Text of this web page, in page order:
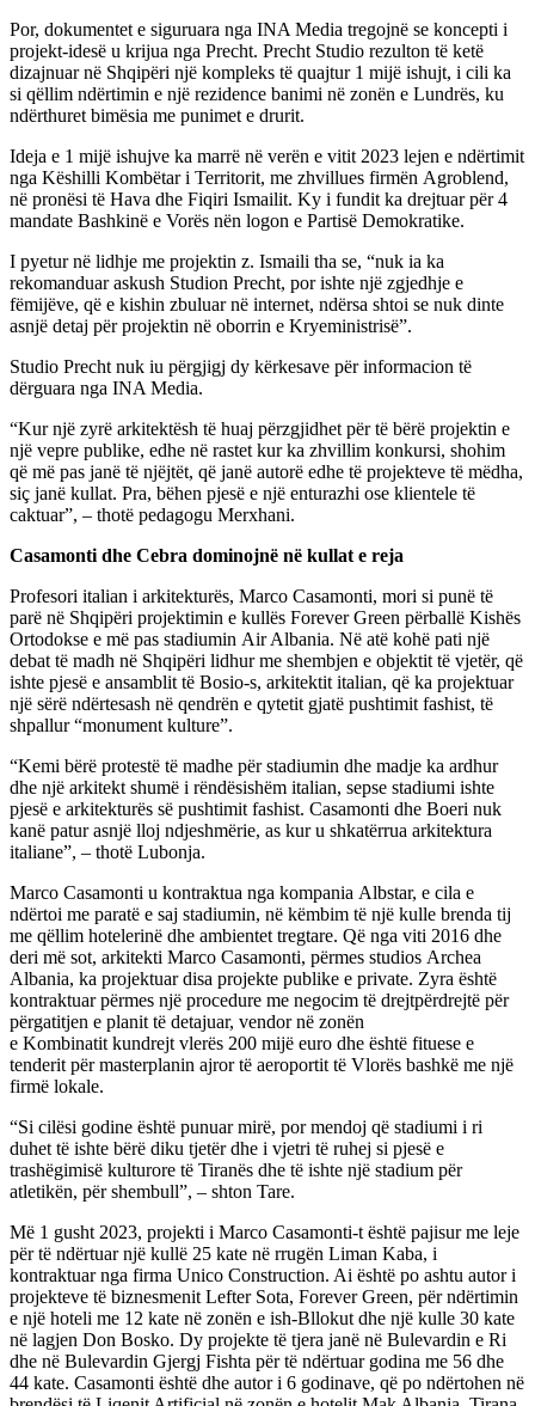
Por, dokumentet e siguruara nga INA Media tregojnë se koncepti i
projekt-idesë u krijua nga Precht. Precht Studio rezulton të ketë
dizajnuar në Shqipëri një kompleks të quajtur 1 mijë ishujt, i cili ka
si qëllim ndërtimin e një rezidence banimi në zonën e Lundrës, ku
ndërthuret bimësia me punimet e drurit.
Ideja e 1 mijë ishujve ka marrë në verën e vitit 2023 lejen e ndërtimit
nga Këshilli Kombëtar i Territorit, me zhvillues firmën Agroblend,
në pronësi të Hava dhe Fiqiri Ismailit. Ky i fundit ka drejtuar për 4
mandate Bashkinë e Vorës nën logon e Partisë Demokratike.
I pyetur në lidhje me projektin z. Ismaili tha se, “nuk ia ka
rekomanduar askush Studion Precht, por ishte një zgjedhje e
fëmijëve, që e kishin zbuluar në internet, ndërsa shtoi se nuk dinte
asnjë detaj për projektin në oborrin e Kryeministrisë”.
Studio Precht nuk iu përgjigj dy kërkesave për informacion të
dërguara nga INA Media.
“Kur një zyrë arkitektësh të huaj përzgjidhet për të bërë projektin e
një vepre publike, edhe në rastet kur ka zhvillim konkursi, shohim
që më pas janë të njëjtët, që janë autorë edhe të projekteve të mëdha,
siç janë kullat. Pra, bëhen pjesë e një enturazhi ose klientele të
caktuar”, – thotë pedagogu Merxhani.
Casamonti dhe Cebra dominojnë në kullat e reja
Profesori italian i arkitekturës, Marco Casamonti, mori si punë të
parë në Shqipëri projektimin e kullës Forever Green përballë Kishës
Ortodokse e më pas stadiumin Air Albania. Në atë kohë pati një
debat të madh në Shqipëri lidhur me shembjen e objektit të vjetër, që
ishte pjesë e ansamblit të Bosio-s, arkitektit italian, që ka projektuar
një sërë ndërtesash në qendrën e qytetit gjatë pushtimit fashist, të
shpallur “monument kulture”.
“Kemi bërë protestë të madhe për stadiumin dhe madje ka ardhur
dhe një arkitekt shumë i rëndësishëm italian, sepse stadiumi ishte
pjesë e arkitekturës së pushtimit fashist. Casamonti dhe Boeri nuk
kanë patur asnjë lloj ndjeshmërie, as kur u shkatërrua arkitektura
italiane”, – thotë Lubonja.
Marco Casamonti u kontraktua nga kompania Albstar, e cila e
ndërtoi me paratë e saj stadiumin, në këmbim të një kulle brenda tij
me qëllim hotelerinë dhe ambientet tregtare. Që nga viti 2016 dhe
deri më sot, arkitekti Marco Casamonti, përmes studios Archea
Albania, ka projektuar disa projekte publike e private. Zyra është
kontraktuar përmes një procedure me negocim të drejtpërdrejtë për
përgatitjen e planit të detajuar, vendor në zonën
e Kombinatit kundrejt vlerës 200 mijë euro dhe është fituese e
tenderit për masterplanin ajror të aeroportit të Vlorës bashkë me një
firmë lokale.
“Si cilësi godine është punuar mirë, por mendoj që stadiumi i ri
duhet të ishte bërë diku tjetër dhe i vjetri të ruhej si pjesë e
trashëgimisë kulturore të Tiranës dhe të ishte një stadium për
atletikën, për shembull”, – shton Tare.
Më 1 gusht 2023, projekti i Marco Casamonti-t është pajisur me leje
për të ndërtuar një kullë 25 kate në rrugën Liman Kaba, i
kontraktuar nga firma Unico Construction. Ai është po ashtu autor i
projekteve të biznesmenit Lefter Sota, Forever Green, për ndërtimin
e një hoteli me 12 kate në zonën e ish-Bllokut dhe një kulle 30 kate
në lagjen Don Bosko. Dy projekte të tjera janë në Bulevardin e Ri
dhe në Bulevardin Gjergj Fishta për të ndërtuar godina me 56 dhe
44 kate. Casamonti është dhe autor i 6 godinave, që po ndërtohen në